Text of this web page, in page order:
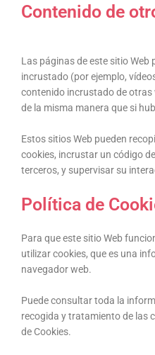
Contenido de
Las páginas de este sitio Web
incrustado (por ejemplo,
contenido incrustado de
de la misma manera que si
Estos sitios Web pueden
cookies, incrustar un código
terceros, y supervisar su
Política de
Para que este sitio Web
utilizar cookies, que es una
navegador web.
Puede consultar toda la
recogida y tratamiento de las
de Cookies.